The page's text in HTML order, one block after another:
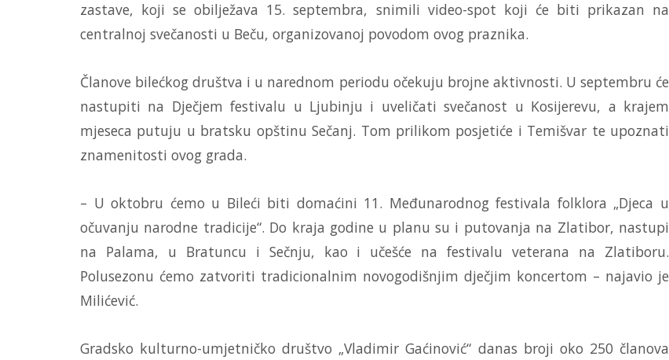
zastave, koji se obilježava 15. septembra, snimili video-spot koji će biti prikazan na
centralnoj svečanosti u Beču, organizovanoj povodom ovog praznika.
Članove bilećkog društva i u narednom periodu očekuju brojne aktivnosti. U septembru će
nastupiti na Dječjem festivalu u Ljubinju i uveličati svečanost u Kosijerevu, a krajem
mjeseca putuju u bratsku opštinu Sečanj. Tom prilikom posjetiće i Temišvar te upoznati
znamenitosti ovog grada.
– U oktobru ćemo u Bileći biti domaćini 11. Međunarodnog festivala folklora „Djeca u
očuvanju narodne tradicije“. Do kraja godine u planu su i putovanja na Zlatibor, nastupi
na Palama, u Bratuncu i Sečnju, kao i učešće na festivalu veterana na Zlatiboru.
Polusezonu ćemo zatvoriti tradicionalnim novogodišnjim dječjim koncertom – najavio je
Milićević.
Gradsko kulturno-umjetničko društvo „Vladimir Gaćinović“ danas broji oko 250 članova